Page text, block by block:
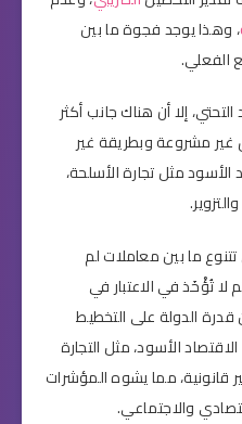
، وهذا يوجد فجوة ما بين
الفعلي.
إلا أن هناك جانب أكثر
مشروعة وبطريقة غير
الأسود مثل تجارة الأسلحة،
تتنوع ما بين معاملات لم
لا تُؤْخَذ في الاعتبار في
الدولة على التخطيط
الأسود، مثل التجارة
قانونية، مما يشوه المؤشرات
والاجتماعي.